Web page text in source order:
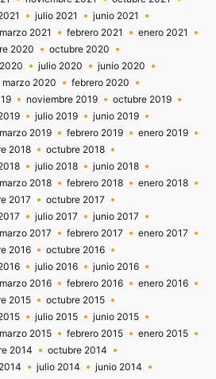
julio 2021
junio 2021
marzo 2021 febrero 2021
enero 2021
2020
octubre 2020
julio 2020
junio 2020
marzo 2020
febrero 2020
noviembre 2019
octubre 2019
julio 2019
junio 2019
marzo 2019 febrero 2019
enero 2019
2018
octubre 2018
julio 2018
junio 2018
marzo 2018 febrero 2018
enero 2018
2017
octubre 2017
julio 2017
junio 2017
marzo 2017 febrero 2017
enero 2017
2016
octubre 2016
julio 2016
junio 2016
marzo 2016 febrero 2016
enero 2016
2015
octubre 2015
julio 2015
junio 2015
marzo 2015 febrero 2015
enero 2015
2014
octubre 2014
julio 2014
junio 2014